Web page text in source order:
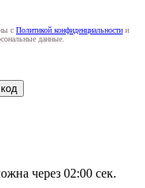
с Политикой конфиденциальности и
данные.
через 02:00 сек.